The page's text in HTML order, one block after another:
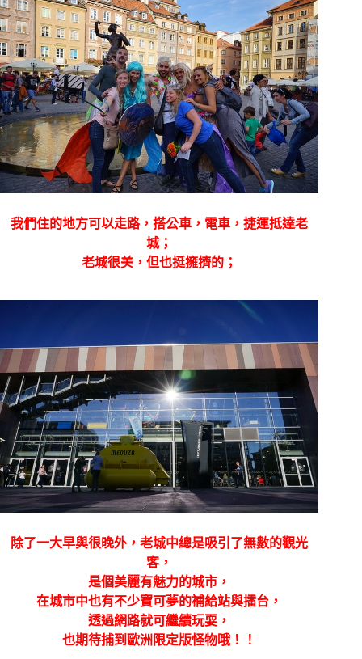
我們住的地方可以走路，搭公車，電車，捷運抵達老
城；
老城很美，但也挺擁擠的；
除了一大早與很晚外，老城中總是吸引了無數的觀光
客，
是個美麗有魅力的城市，
在城市中也有不少寶可夢的補給站與擂台，
透過網路就可繼續玩耍，
也期待捕到歐洲限定版怪物哦！！